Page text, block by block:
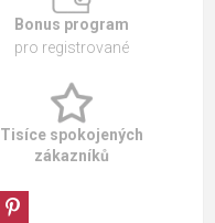
Bonus program
pro registrované
Tisíce spokojených
zákazníků